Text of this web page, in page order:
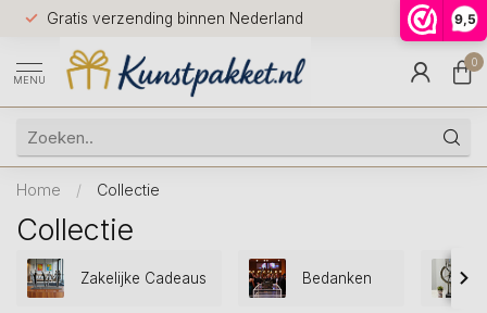
9,5
Gratis verzending binnen Nederland
Voor
huis
9.5
MENU
0
Home / Collectie
Collectie
Zakelijke Cadeaus Bedanken